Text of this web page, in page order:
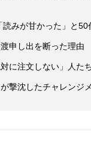
みが甘かった」と50
申し出を断った理由
に注文しない」人た
撃沈したチャレンジ